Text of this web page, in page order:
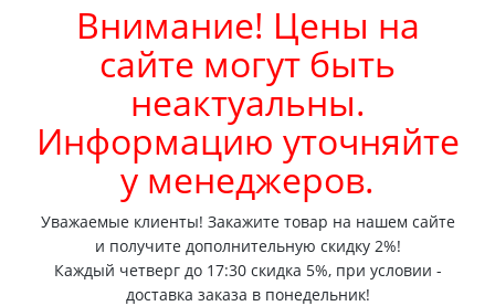
Внимание! Цены на
сайте могут быть
неактуальны.
Информацию уточняйте
у менеджеров.
Уважаемые клиенты! Закажите товар на нашем сайте
и получите дополнительную скидку 2%!
Каждый четверг до 17:30 скидка 5%, при условии -
доставка заказа в понедельник!